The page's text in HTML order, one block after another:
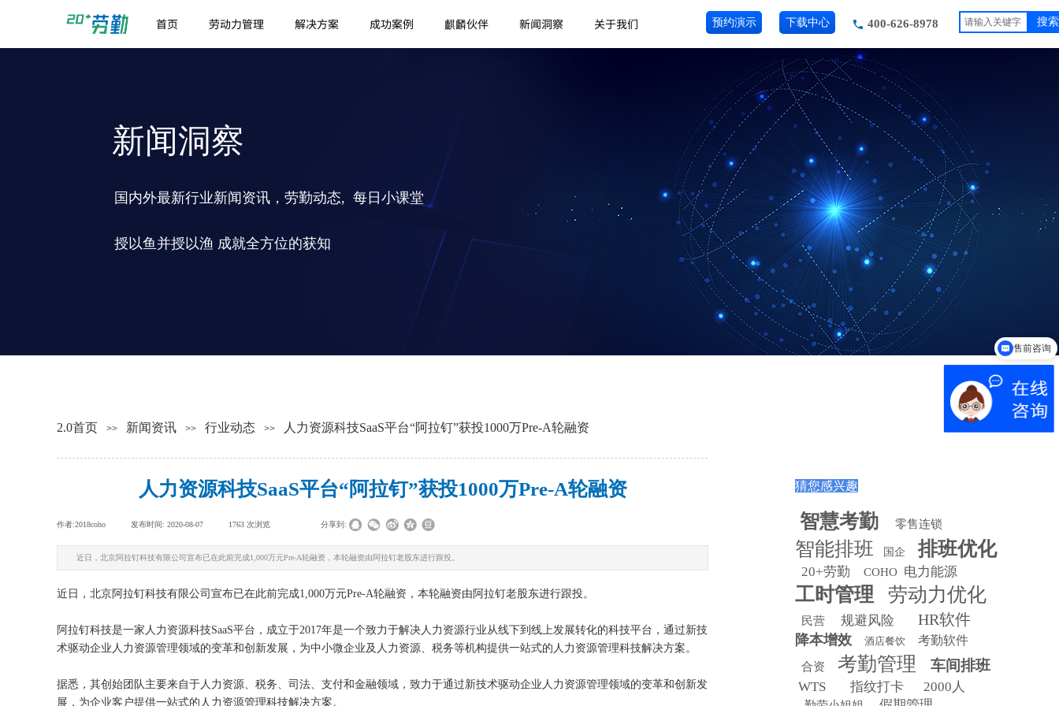
400-626-8978
预约演示 下载中心
首页 劳动力管理 解决方案 成功案例 麒麟伙伴 新闻洞察 关于我们 搜索
国内外最新行业新闻资讯，劳勤动态, 每日小课堂
授以鱼并授以渔 成就全方位的获知
新闻洞察
2.0首页 >> 新闻资讯 >> 行业动态 >> 人力资源科技SaaS平台“阿拉钉”获投1000万Pre-A轮融资
人力资源科技SaaS平台“阿拉钉”获投1000万Pre-A轮融资
作者:2018coho 发布时间: 2020-08-07 1763 次浏览 分享到:
近日，北京阿拉钉科技有限公司宣布已在此前完成1,000万元Pre-A轮融资，本轮融资由阿拉钉老股东进行跟投。
近日，北京阿拉钉科技有限公司宣布已在此前完成1,000万元Pre-A轮融资，本轮融资由阿拉钉老股东进行跟投。
阿拉钉科技是一家人力资源科技SaaS平台，成立于2017年是一个致力于解决人力资源行业从线下到线上发展转化的科技平台，通过新技
术驱动企业人力资源管理领域的变革和创新发展，为中小微企业及人力资源、税务等机构提供一站式的人力资源管理科技解决方案。
据悉，其创始团队主要来自于人力资源、税务、司法、支付和金融领域，致力于通过新技术驱动企业人力资源管理领域的变革和创新发
展，为企业客户提供一站式的人力资源管理科技解决方案。
猜您感兴趣
智慧考勤 零售连锁
智能排班 国企 排班优化
20+劳勤 COHO 电力能源
工时管理 劳动力优化
民营 规避风险 HR软件
降本增效 酒店餐饮 考勤软件
合资 考勤管理 车间排班
WTS 指纹打卡 2000人
售前咨询